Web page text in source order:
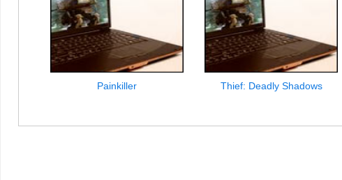
Painkiller Thief: Deadly Shadows